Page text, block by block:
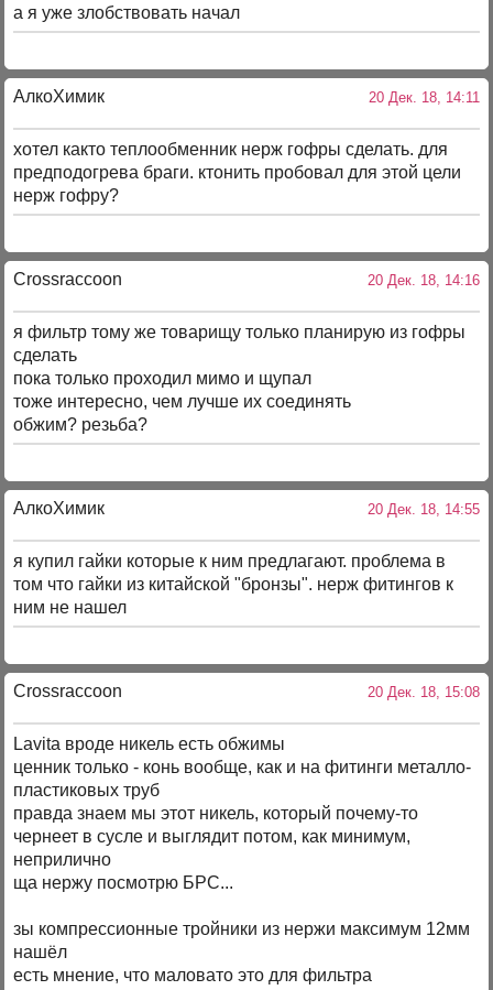
а я уже злобствовать начал
АлкоХимик 20 Дек. 18, 14:11
хотел както теплообменник нерж гофры сделать. для
предподогрева браги. ктонить пробовал для этой цели
нерж гофру?
Crossraccoon 20 Дек. 18, 14:16
я фильтр тому же товарищу только планирую из гофры
сделать
пока только проходил мимо и щупал
тоже интересно, чем лучше их соединять
обжим? резьба?
АлкоХимик 20 Дек. 18, 14:55
я купил гайки которые к ним предлагают. проблема в
том что гайки из китайской "бронзы". нерж фитингов к
ним не нашел
Crossraccoon 20 Дек. 18, 15:08
Lavita вроде никель есть обжимы
ценник только - конь вообще, как и на фитинги металло-
пластиковых труб
правда знаем мы этот никель, который почему-то
чернеет в сусле и выглядит потом, как минимум,
неприлично
ща нержу посмотрю БРС...
зы компрессионные тройники из нержи максимум 12мм
нашёл
есть мнение, что маловато это для фильтра